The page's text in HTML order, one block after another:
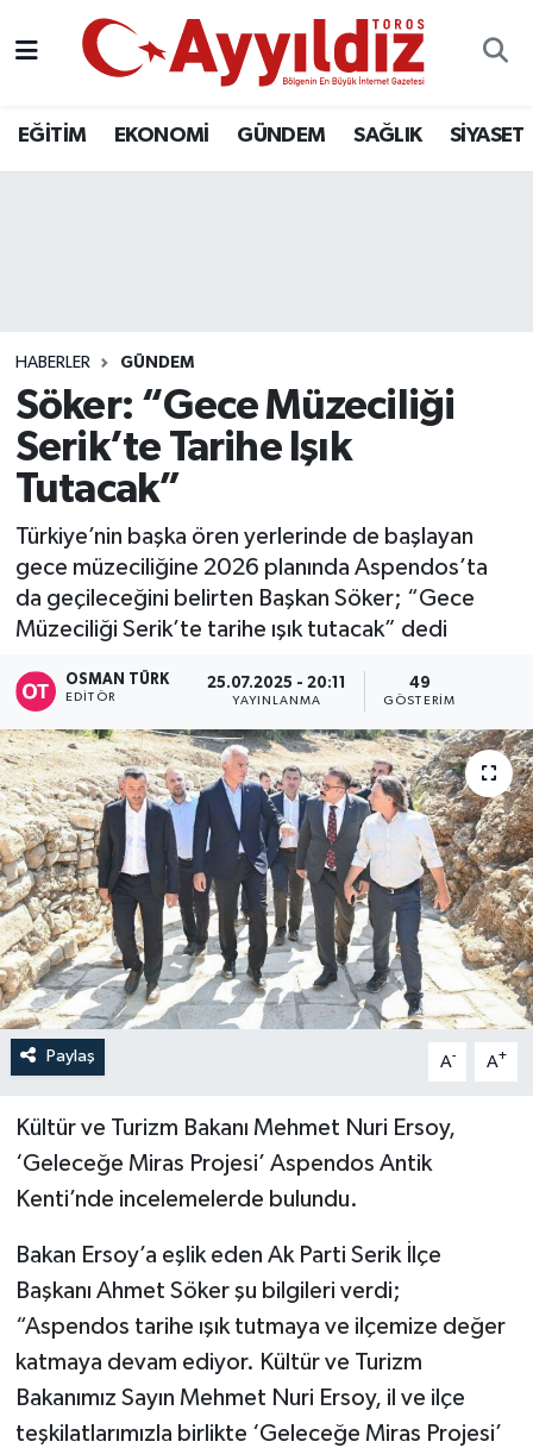
EĞİTİM EKONOMİ GÜNDEM SAĞLIK SİYASET
HABERLER GÜNDEM
Söker: “Gece Müzeciliği
Serik’te Tarihe Işık
Tutacak”
Türkiye’nin başka ören yerlerinde de başlayan
gece müzeciliğine 2026 planında Aspendos’ta
da geçileceğini belirten Başkan Söker; “Gece
Müzeciliği Serik’te tarihe ışık tutacak” dedi
OSMAN TÜRK
EDITÖR
25.07.2025 - 20:11
YAYINLANMA
49
GÖSTERIM
Paylaş A- A+
Kültür ve Turizm Bakanı Mehmet Nuri Ersoy,
‘Geleceğe Miras Projesi’ Aspendos Antik
Kenti’nde incelemelerde bulundu.
Bakan Ersoy’a eşlik eden Ak Parti Serik İlçe
Başkanı Ahmet Söker şu bilgileri verdi;
“Aspendos tarihe ışık tutmaya ve ilçemize değer
katmaya devam ediyor. Kültür ve Turizm
Bakanımız Sayın Mehmet Nuri Ersoy, il ve ilçe
teşkilatlarımızla birlikte ‘Geleceğe Miras Projesi’